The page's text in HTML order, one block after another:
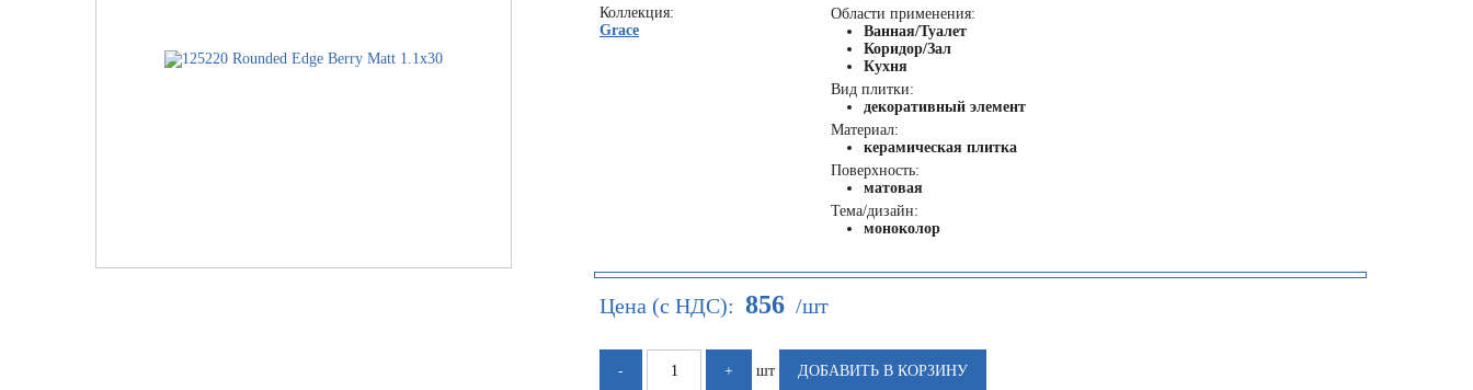
Коллекция:
Grace
Области применения:
Ванная/Туалет
Коридор/Зал
Кухня
Вид плитки:
декоративный элемент
Материал:
керамическая плитка
Поверхность:
матовая
Тема/дизайн:
моноколор
Цена (с НДС): 856 /шт
шт